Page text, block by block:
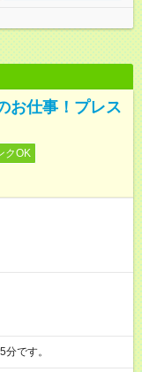
お仕事！プレス
クOK
55分です。